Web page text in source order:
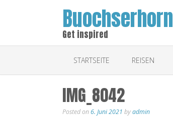
Buochserhorn
Get inspired
STARTSEITE REISEN
IMG_8042
Posted on6. Juni 2021 byadmin